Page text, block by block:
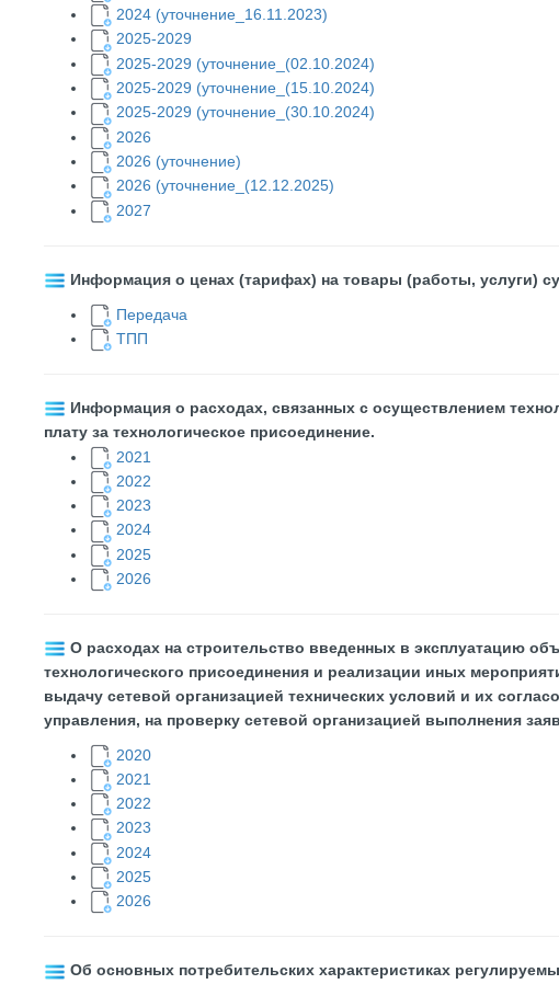
2024 (уточнение_16.11.2023)
2025-2029
2025-2029 (уточнение_(02.10.2024)
2025-2029 (уточнение_(15.10.2024)
2025-2029 (уточнение_(30.10.2024)
2026
2026 (уточнение)
2026 (уточнение_(12.12.2025)
2027
Информация о ценах (тарифах) на товары (работы, услуги)
Передача
ТПП
Информация о расходах, связанных с осуществлением
плату за технологическое присоединение.
2021
2022
2023
2024
2025
2026
О расходах на строительство введенных в эксплуатацию
технологического присоединения и реализации иных
выдачу сетевой организацией технических условий и их
управления, на проверку сетевой организацией выполнения
2020
2021
2022
2023
2024
2025
2026
Об основных потребительских характеристиках